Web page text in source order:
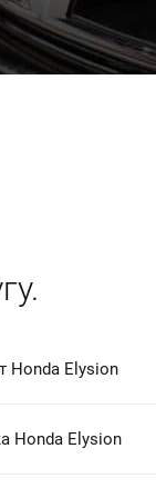
Honda Elysion
Honda Elysion